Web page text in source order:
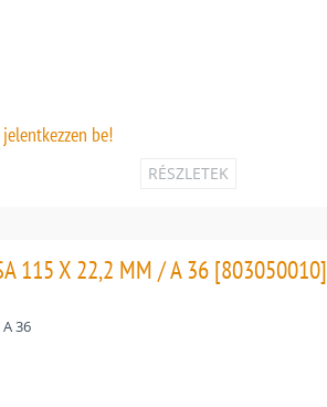
be!
RÉSZLETEK
115 X 22,2 MM / A 36 [803050010]
36